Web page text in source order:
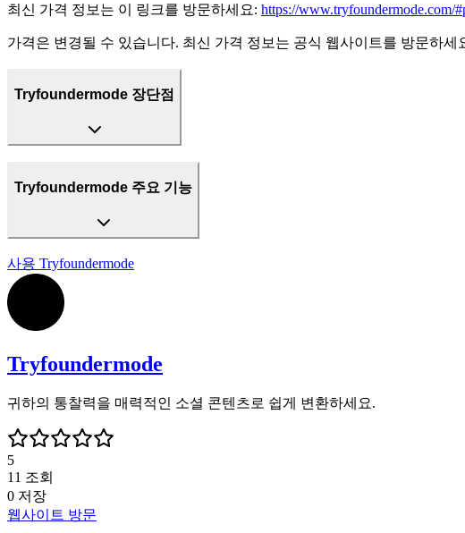
최신 가격 정보는 이 링크를 방문하세요: https://www.tryfoundermode.com/
가격은 변경될 수 있습니다. 최신 가격 정보는 공식 웹사이트를 방문하세
Tryfoundermode 장단점
Tryfoundermode 주요 기능
사용 Tryfoundermode
Tryfoundermode
귀하의 통찰력을 매력적인 소셜 콘텐츠로 쉽게 변환하세요.
5
11 조회
0 저장
웹사이트 방문